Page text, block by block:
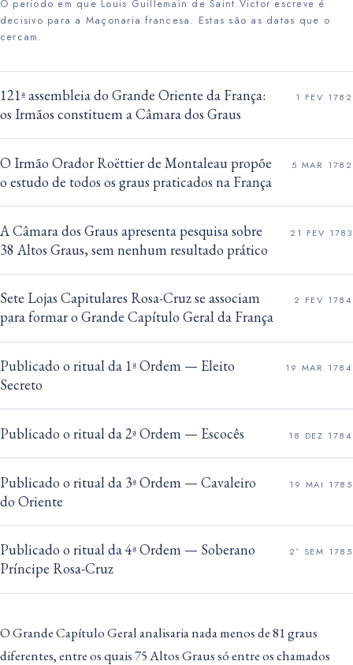
O período em que Louis Guillemain de Saint Victor escreve é
decisivo para a Maçonaria francesa. Estas são as datas que o
cercam.
121ª assembleia do Grande Oriente da França:
os Irmãos constituem a Câmara dos Graus
1 FEV 1782
O Irmão Orador Roëttier de Montaleau propõe
o estudo de todos os graus praticados na França
5 MAR 1782
A Câmara dos Graus apresenta pesquisa sobre
38 Altos Graus, sem nenhum resultado prático
21 FEV 1783
Sete Lojas Capitulares Rosa-Cruz se associam
para formar o Grande Capítulo Geral da França
2 FEV 1784
Publicado o ritual da 1ª Ordem — Eleito
Secreto
19 MAR 1784
Publicado o ritual da 2ª Ordem — Escocês 18 DEZ 1784
Publicado o ritual da 3ª Ordem — Cavaleiro
do Oriente
19 MAI 1785
Publicado o ritual da 4ª Ordem — Soberano
Príncipe Rosa-Cruz
2º SEM 1785
O Grande Capítulo Geral analisaria nada menos de 81 graus
diferentes, entre os quais 75 Altos Graus só entre os chamados